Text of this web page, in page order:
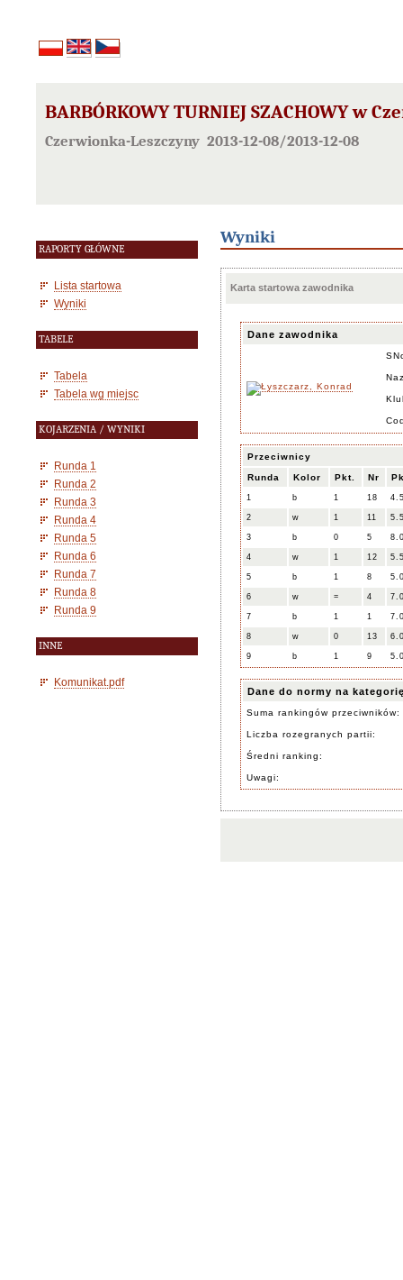
BARBÓRKOWY TURNIEJ SZACHOWY w
Czerwionka-Leszczyny 2013-12-08/2013-12-08
RAPORTY GŁÓWNE
Lista startowa
Wyniki
TABELE
Tabela
Tabela wg miejsc
KOJARZENIA / WYNIKI
Runda 1
Runda 2
Runda 3
Runda 4
Runda 5
Runda 6
Runda 7
Runda 8
Runda 9
INNE
Komunikat.pdf
Wyniki
Karta startowa zawodnika
Dane zawodnika
Przeciwnicy
Runda Kolor Pkt. Nr
1 b 1 18
2 w 1 11
3 b 0 5
4 w 1 12
5 b 1 8
6 w = 4
7 b 1 1
8 w 0 13
9 b 1 9
Dane do normy na
Suma rankingów przeciwników:
Liczba rozegranych partii:
Średni ranking:
Uwagi: